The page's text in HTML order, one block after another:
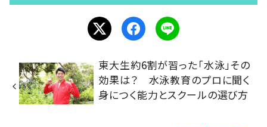
東大生約6割が習った「水泳」その
効果は？ 水泳教育のプロに聞く
身につく能力とスクールの選び方